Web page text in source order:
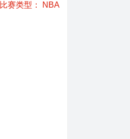
比赛类型： NBA